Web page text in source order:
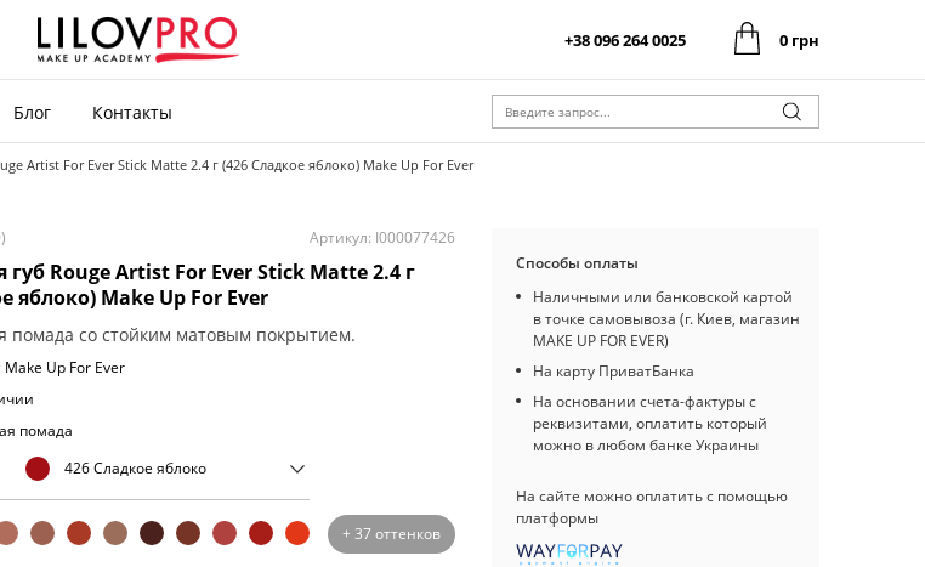
+38 096 264 0025 0 грн
Блог Контакты
Artist For Ever Stick Matte 2.4 г (426 Сладкое яблоко) Make Up For Ever
Артикул: I000077426
Rouge Artist For Ever Stick Matte 2.4 г
яблоко) Make Up For Ever
со стойким матовым покрытием.
Make Up For Ever
помада
426 Сладкое яблоко
+ 37 оттенков
Способы оплаты
Наличными или банковской картой
в точке самовывоза (г. Киев, магазин
MAKE UP FOR EVER)
На карту ПриватБанка
На основании счета-фактуры с
реквизитами, оплатить который
можно в любом банке Украины
На сайте можно оплатить с помощью
платформы